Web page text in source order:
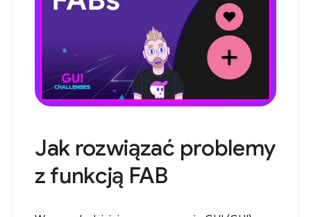
Jak rozwiązać problemy
z funkcją FAB